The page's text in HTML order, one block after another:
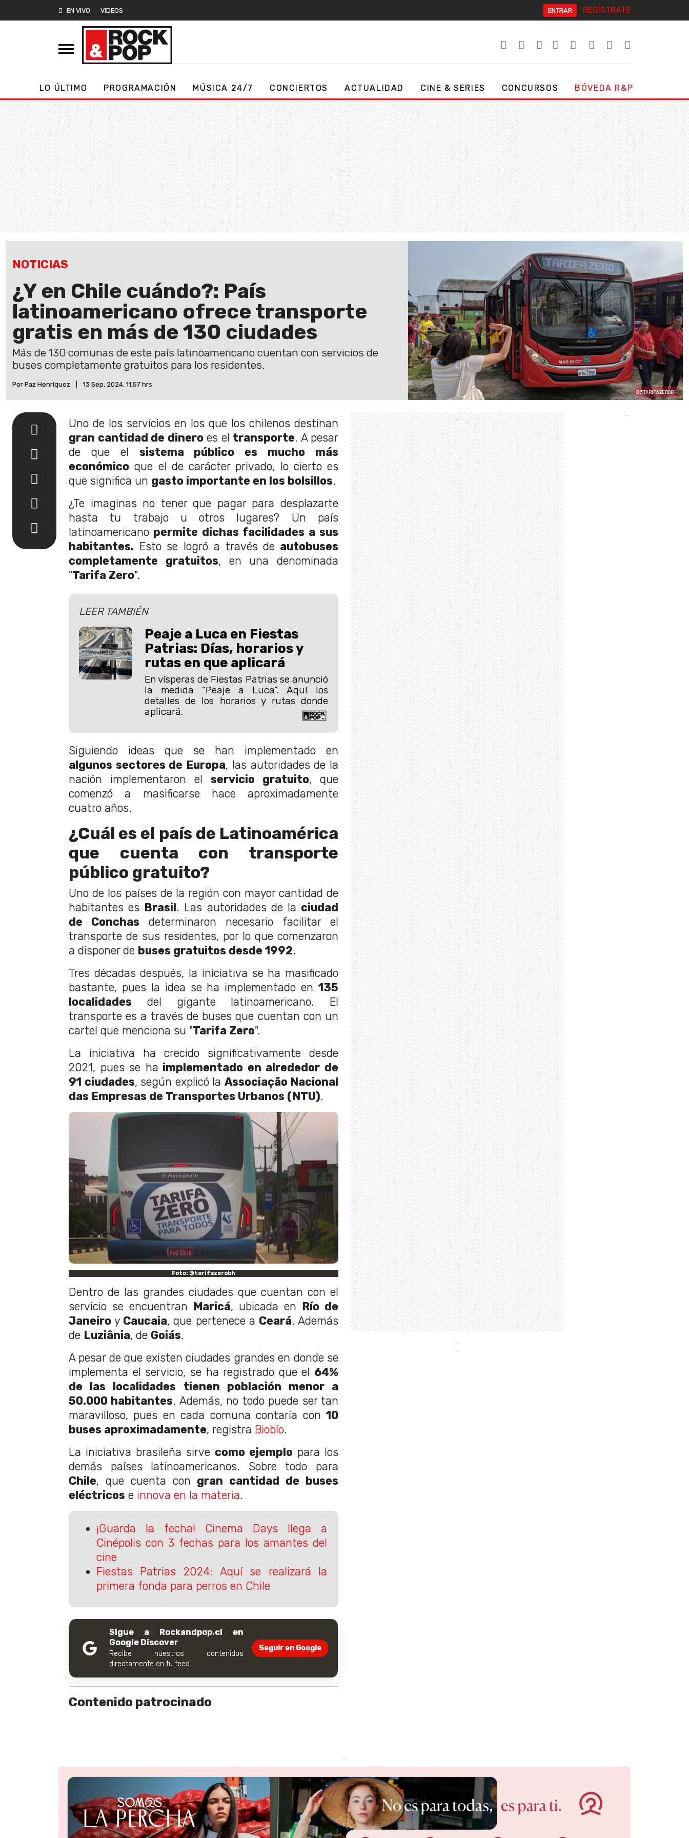
EN VIVO VIDEOS ENTRAR REGÍSTRATE
LO ÚLTIMO PROGRAMACIÓN MÚSICA 24/7 CONCIERTOS ACTUALIDAD CINE & SERIES CONCURSOS BÓVEDA R&P
NOTICIAS
¿Y en Chile cuándo?: País
latinoamericano ofrece transporte
gratis en más de 130 ciudades
Más de 130 comunas de este país latinoamericano cuentan con servicios de
buses completamente gratuitos para los residentes.
Por Paz Henríquez 13 Sep, 2024. 11:57 hrs
@TARIFAZEROBH
Uno de los servicios en los que los chilenos destinan
gran cantidad de dinero es el transporte. A pesar
de que el sistema público es mucho más
económico que el de carácter privado, lo cierto es
que significa un gasto importante en los bolsillos.
¿Te imaginas no tener que pagar para desplazarte
hasta tu trabajo u otros lugares? Un país
latinoamericano permite dichas facilidades a sus
habitantes. Esto se logró a través de autobuses
completamente gratuitos, en una denominada
"Tarifa Zero".
LEER TAMBIÉN
Peaje a Luca en Fiestas
Patrias: Días, horarios y
rutas en que aplicará
En vísperas de Fiestas Patrias se anunció
la medida “Peaje a Luca”. Aquí los
detalles de los horarios y rutas donde
aplicará.
Siguiendo ideas que se han implementado en
algunos sectores de Europa, las autoridades de la
nación implementaron el servicio gratuito, que
comenzó a masificarse hace aproximadamente
cuatro años.
¿Cuál es el país de Latinoamérica
que cuenta con transporte
público gratuito?
Uno de los países de la región con mayor cantidad de
habitantes es Brasil. Las autoridades de la ciudad
de Conchas determinaron necesario facilitar el
transporte de sus residentes, por lo que comenzaron
a disponer de buses gratuitos desde 1992.
Tres décadas después, la iniciativa se ha masificado
bastante, pues la idea se ha implementado en135
localidades del gigante latinoamericano. El
transporte es a través de buses que cuentan con un
cartel que menciona su "Tarifa Zero".
La iniciativa ha crecido significativamente desde
2021, pues se ha implementado en alrededor de
91 ciudades, según explicó la Associação Nacional
das Empresas de Transportes Urbanos (NTU).
Foto: @tarifazerobh
Dentro de las grandes ciudades que cuentan con el
servicio se encuentran Maricá, ubicada en Río de
Janeiro y Caucaia, que pertenece a Ceará. Además
de Luziânia, de Goiás.
A pesar de que existen ciudades grandes en donde se
implementa el servicio, se ha registrado que el 64%
de las localidades tienen población menor a
50.000 habitantes. Además, no todo puede ser tan
maravilloso, pues en cada comuna contaría con10
buses aproximadamente, registra Biobío.
La iniciativa brasileña sirve como ejemplo para los
demás países latinoamericanos. Sobre todo para
Chile, que cuenta con gran cantidad de buses
eléctricos e innova en la materia.
¡Guarda la fecha! Cinema Days llega a
Cinépolis con 3 fechas para los amantes del
cine
Fiestas Patrias 2024: Aquí se realizará la
primera fonda para perros en Chile
Sigue a Rockandpop.cl en
Google Discover
Recibe nuestros contenidos
directamente en tu feed.
Seguir en Google
Contenido patrocinado